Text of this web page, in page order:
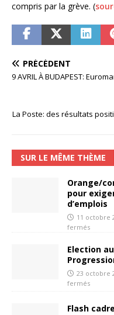
compris par la grève. (
PRÉCÉDENT
9 AVRIL À BUDAPEST:
La Poste: des résultats
SUR LE MÊME THÈME
Orange/
pour
d’emplois
11 octobre
fermés
Election
23 octobre
fermés
Flash